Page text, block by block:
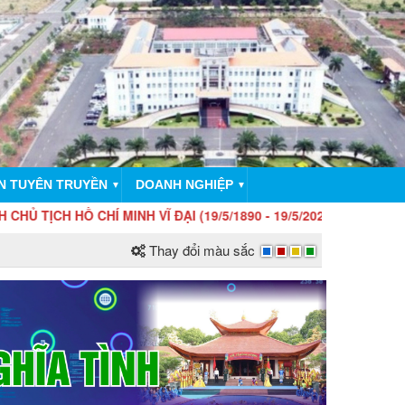
TUYÊN TRUYỀN ▼ DOANH NGHIỆP ▼
CHÍ MINH VĨ ĐẠI (19/5/1890 - 19/5/2026)!
Thay đổi màu sắc